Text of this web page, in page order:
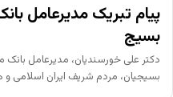
پیام تبریک مدیرعامل
بسیج
دکتر علی خورسندیان، مدیرعامل
بسیجیان، مردم شریف ایران اسلامی و